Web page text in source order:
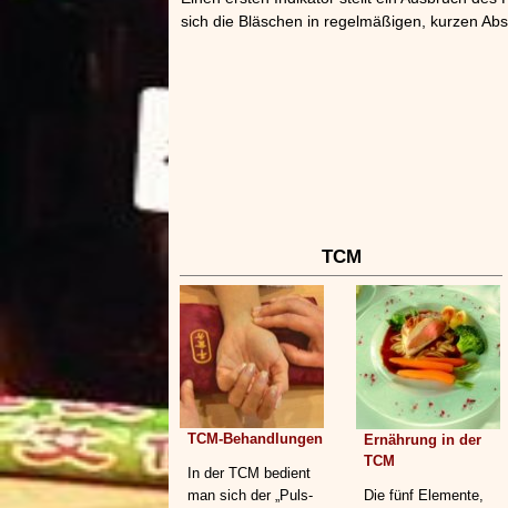
sich die Bläschen in regelmäßigen, kurzen
TCM
TCM-Behandlungen
In der TCM bedient
man sich der „Puls-
Ernährung in der
TCM
Die fünf Elemente,